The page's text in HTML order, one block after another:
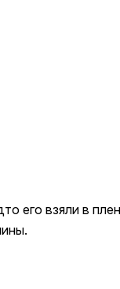
его взяли в